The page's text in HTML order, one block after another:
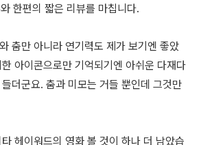
한편의 짧은 리뷰를 마칩니다.
춤만 아니라 연기력도 제가 보기엔 좋았
아이콘으로만 기억되기엔 아쉬운 다재다
더군요. 춤과 미모는 거들 뿐인데 그것만
헤이워드의 영화 볼 것이 하나 더 남았습